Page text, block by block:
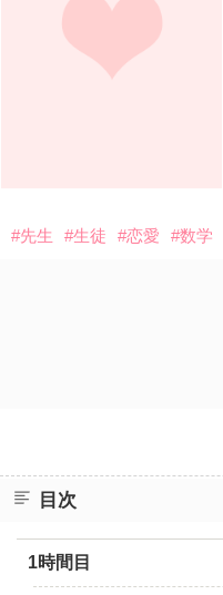
#先生 #生徒 #恋愛 #数学
目次
1時間目